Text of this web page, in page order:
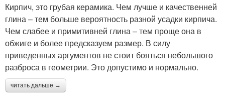
Кирпич, это грубая керамика. Чем лучше и качественней
глина – тем больше вероятность разной усадки кирпича.
Чем слабее и примитивней глина – тем проще она в
обжиге и более предсказуем размер. В силу
приведенных аргументов не стоит бояться небольшого
разброса в геометрии. Это допустимо и нормально.
читать дальше →